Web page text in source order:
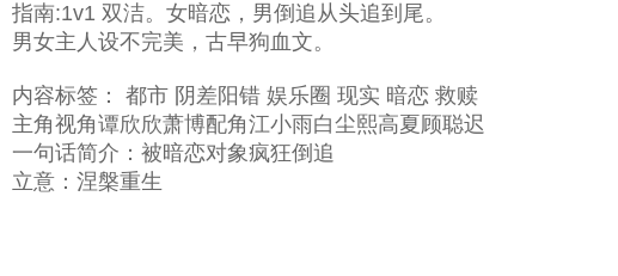
指南:1v1 双洁。女暗恋，男倒追从头追到尾。
男女主人设不完美，古早狗血文。
内容标签： 都市 阴差阳错 娱乐圈 现实 暗恋 救赎
主角视角谭欣欣萧博配角江小雨白尘熙高夏顾聪迟
一句话简介：被暗恋对象疯狂倒追
立意：涅槃重生